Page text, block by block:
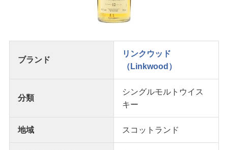
ブランド
リンクウッド
（Linkwood）
分類
シングルモルトウイス
キー
地域 スコットランド